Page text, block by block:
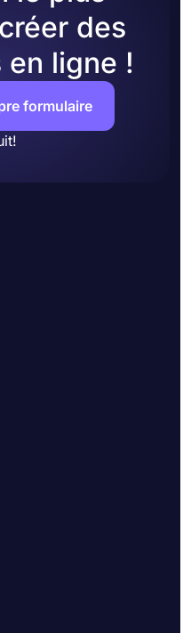
des
ligne !
formulaire